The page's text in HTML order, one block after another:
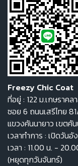
Freezy Chic Coat
ที่อยู่ : 122 ม.เกษราคล
ซอย 6 ถนนเสรีไทย
แขวงคันนายาว เขตคั
เวลาทำการ : เปิดวัน
เวลา : 11.00 น. -
(หยุดทุกวันจันทร์)